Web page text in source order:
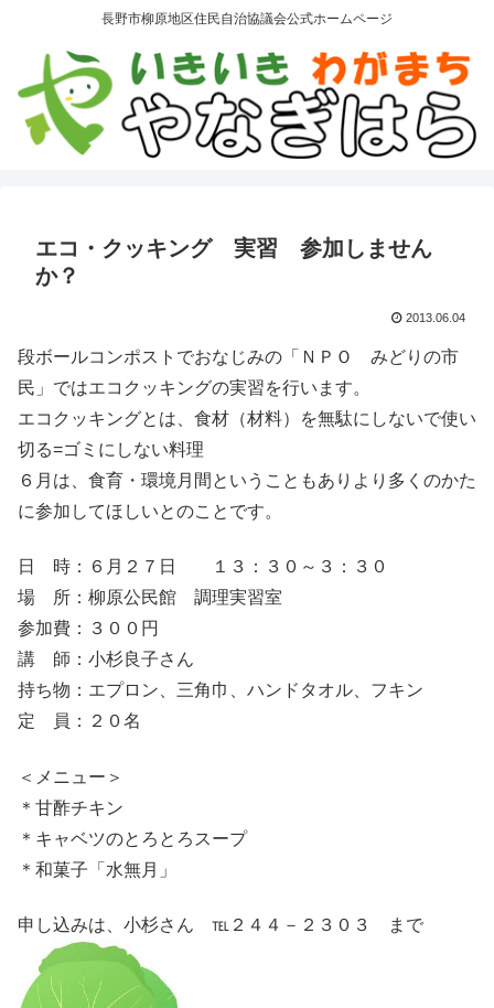
長野市柳原地区住民自治協議会公式ホームページ
エコ・クッキング 実習 参加しません
か？
2013.06.04
段ボールコンポストでおなじみの「ＮＰＯ みどりの市
民」ではエコクッキングの実習を行います。
エコクッキングとは、食材（材料）を無駄にしないで使い
切る=ゴミにしない料理
６月は、食育・環境月間ということもありより多くのかた
に参加してほしいとのことです。
日 時：６月２７日 １３：３０～３：３０
場 所：柳原公民館 調理実習室
参加費：３００円
講 師：小杉良子さん
持ち物：エプロン、三角巾、ハンドタオル、フキン
定 員：
２０名
＜メニュー＞
＊甘酢チキン
＊キャベツのとろとろスープ
＊和菓子「水無月」
申し込みは、小杉さん ℡２４４－２３０３ まで